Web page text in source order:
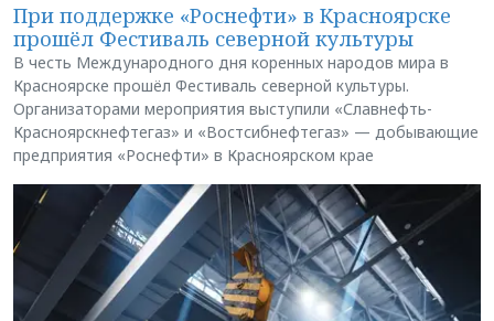
При поддержке «Роснефти» в Красноярске
прошёл Фестиваль северной культуры
В честь Международного дня коренных народов мира в
Красноярске прошёл Фестиваль северной культуры.
Организаторами мероприятия выступили «Славнефть-
Красноярскнефтегаз» и «Востсибнефтегаз» — добывающие
предприятия «Роснефти» в Красноярском крае